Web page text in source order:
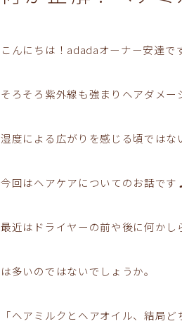
こんにちは！adadaオーナー安達で
そろそろ紫外線も強まりヘアダメー
湿度による広がりを感じる頃ではな
今回はヘアケアについてのお話です
最近はドライヤーの前や後に何かし
は多いのではないでしょうか。
「ヘアミルクとヘアオイル、結局ど